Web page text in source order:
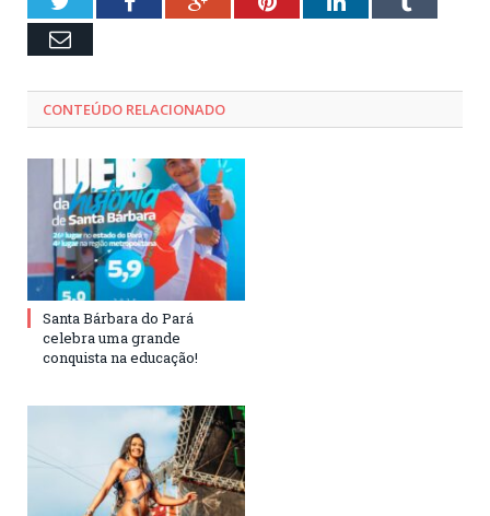
Email
CONTEÚDO RELACIONADO
Santa Bárbara do Pará
celebra uma grande
conquista na educação!